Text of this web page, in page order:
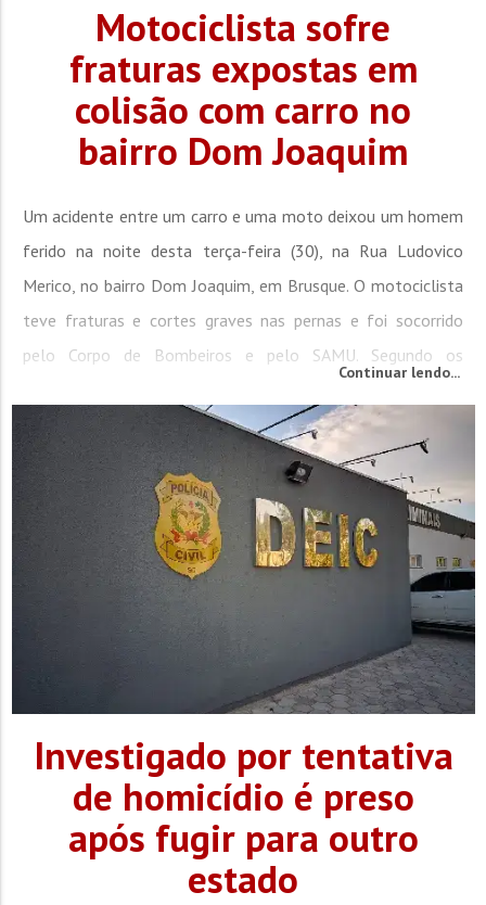
Motociclista sofre
fraturas expostas em
colisão com carro no
bairro Dom Joaquim
Um acidente entre um carro e uma moto deixou um homem
ferido na noite desta terça-feira (30), na Rua Ludovico
Merico, no bairro Dom Joaquim, em Brusque. O motociclista
teve fraturas e cortes graves nas pernas e foi socorrido
pelo Corpo de Bombeiros e pelo SAMU. Segundo os
atender o acidente. Ao chegar no local, a
guarnição encontrou o motociclista, de 32 anos, caído no
chão, deitado...
Continuar lendo...
Investigado por tentativa
de homicídio é preso
após fugir para outro
estado